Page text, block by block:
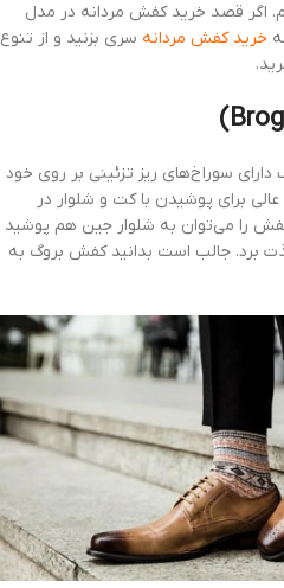
اگر قصد خرید کفش مردانه در مدل
خرید کفش مردانه سری بزنید و از تنوع
سوراخ‌های ریز تزئینی بر روی خود
برای پوشیدن با کت و شلوار در
را می‌توان به شلوار جین هم پوشید
برد. جالب است بدانید کفش بروگ به